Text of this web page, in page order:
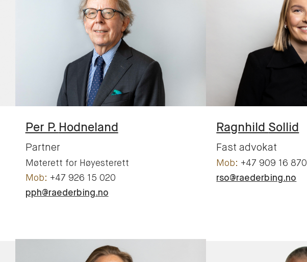
Per P. Hodneland
Partner
Møterett for Høyesterett
+47 926 15 020
pph@raederbing.no
Ragnhild Sollid
Fast advokat
+47 909 16 870
rso@raederbing.no